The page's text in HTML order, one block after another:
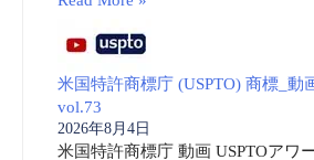
米国特許商標庁 (USPTO) 商標_動
vol.73
2026年8月4日
米国特許商標庁 動画 USPTOアワ